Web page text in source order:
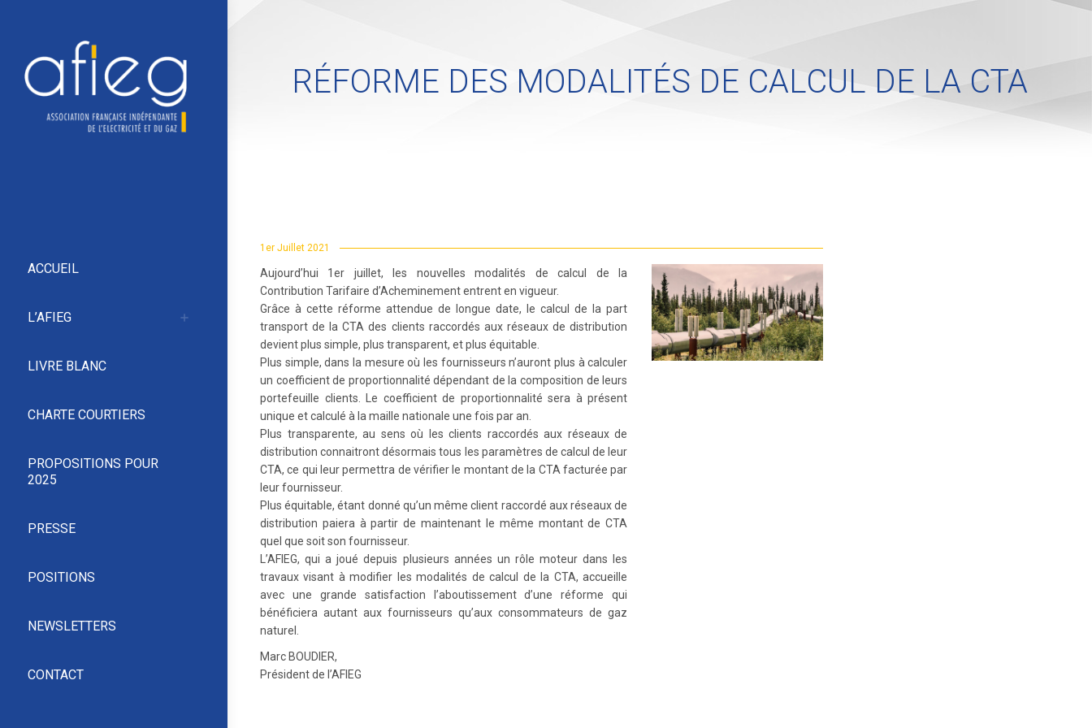
ACCUEIL
L’AFIEG
LIVRE BLANC
CHARTE COURTIERS
PROPOSITIONS POUR
2025
PRESSE
POSITIONS
NEWSLETTERS
CONTACT
RÉFORME DES MODALITÉS DE CALCUL DE LA CTA
1er Juillet 2021
Aujourd’hui 1er juillet, les nouvelles modalités de calcul de la
Contribution Tarifaire d’Acheminement entrent en vigueur.
Grâce à cette réforme attendue de longue date, le calcul de la part
transport de la CTA des clients raccordés aux réseaux de distribution
devient plus simple, plus transparent, et plus équitable.
Plus simple, dans la mesure où les fournisseurs n’auront plus à calculer
un coefficient de proportionnalité dépendant de la composition de leurs
portefeuille clients. Le coefficient de proportionnalité sera à présent
unique et calculé à la maille nationale une fois par an.
Plus transparente, au sens où les clients raccordés aux réseaux de
distribution connaitront désormais tous les paramètres de calcul de leur
CTA, ce qui leur permettra de vérifier le montant de la CTA facturée par
leur fournisseur.
Plus équitable, étant donné qu’un même client raccordé aux réseaux de
distribution paiera à partir de maintenant le même montant de CTA
quel que soit son fournisseur.
L’AFIEG, qui a joué depuis plusieurs années un rôle moteur dans les
travaux visant à modifier les modalités de calcul de la CTA, accueille
avec une grande satisfaction l’aboutissement d’une réforme qui
bénéficiera autant aux fournisseurs qu’aux consommateurs de gaz
naturel.
Marc BOUDIER,
Président de l’AFIEG